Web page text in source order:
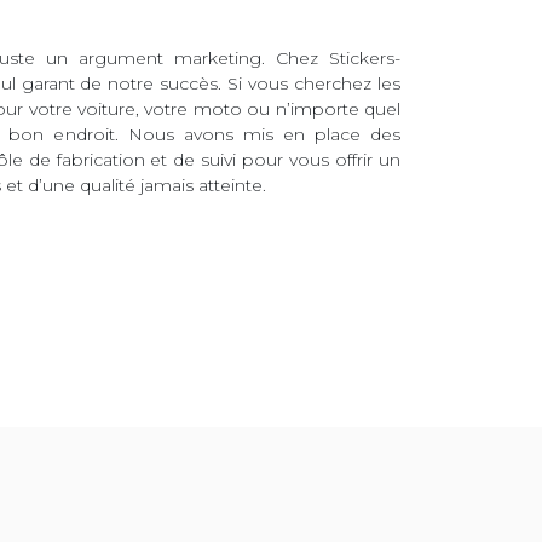
un argument marketing. Chez Stickers-
garant de notre succès. Si vous cherchez les
votre voiture, votre moto ou n’importe quel
bon endroit. Nous avons mis en place des
de fabrication et de suivi pour vous offrir un
d’une qualité jamais atteinte.